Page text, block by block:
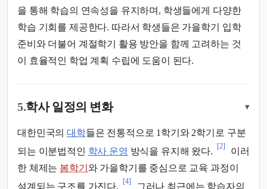
을 통해 학습의 연속성을 유지하며, 학생들에게 다양한
학습 기회를 제공한다. 따라서 학생들은 가을학기 입학
준비와 더불어 계절학기 활용 방안을 함께 고려하는 것
이 효율적인 학업 계획 수립에 도움이 된다.
5.학사 일정의 변화 ▾
대한민국의대학들은 전통적으로 1학기와 2학기로 구분
되는 이분법적인 학사 운영 방식을 유지해 왔다.
[2]
이러
한 체제는 봄학기 와 가을학기를 중심으로 교육 과정이
설계되는 구조를 가진다.
[4]
그러나 최근에는 학습자의